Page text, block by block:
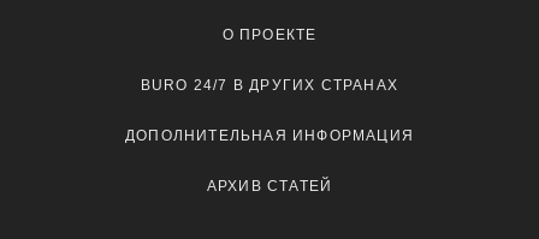
О ПРОЕКТЕ
BURO 24/7 В ДРУГИХ СТРАНАХ
ДОПОЛНИТЕЛЬНАЯ ИНФОРМАЦИЯ
АРХИВ СТАТЕЙ